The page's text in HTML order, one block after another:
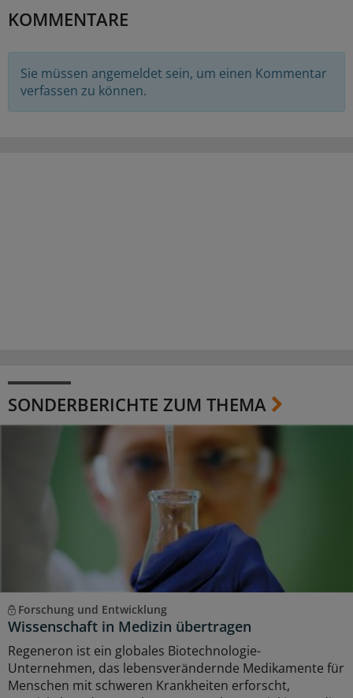
KOMMENTARE
Sie müssen angemeldet sein, um einen Kommentar
verfassen zu können.
SONDERBERICHTE ZUM THEMA
Forschung und Entwicklung
Wissenschaft in Medizin übertragen
Regeneron ist ein globales Biotechnologie-
Unternehmen, das lebensverändernde Medikamente für
Menschen mit schweren Krankheiten erforscht,